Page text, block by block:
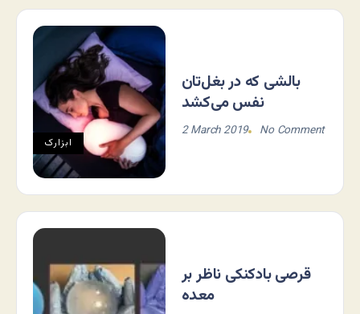
ابزارک
بالشی که در بغل‌تان
نفس می‌کشد
2 March 2019 No Comment
قرصی بادکنکی ناظر بر
معده